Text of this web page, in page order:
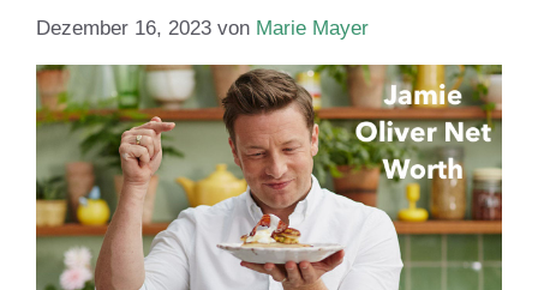
Dezember 16, 2023 von Marie Mayer